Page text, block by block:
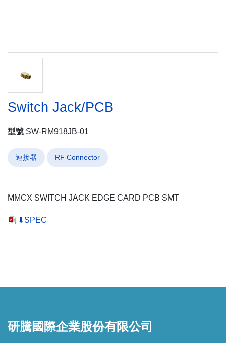
Switch Jack/PCB
型號 SW-RM918JB-01
連接器 RF Connector
MMCX SWITCH JACK EDGE CARD PCB SMT
⬇SPEC
研騰國際企業股份有限公司